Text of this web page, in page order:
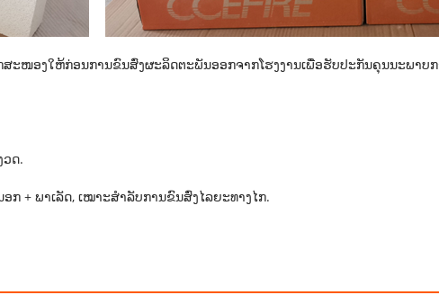
ໜອງໃຫ້ກ່ອນການຂົນສົ່ງຜະລິດຕະພັນອອກຈາກໂຮງງານເພື່ອຮັບປະກັນຄຸນນະພາບ
ດ.
+ ພາເລັດ, ເໝາະສຳລັບການຂົນສົ່ງໄລຍະທາງໄກ.